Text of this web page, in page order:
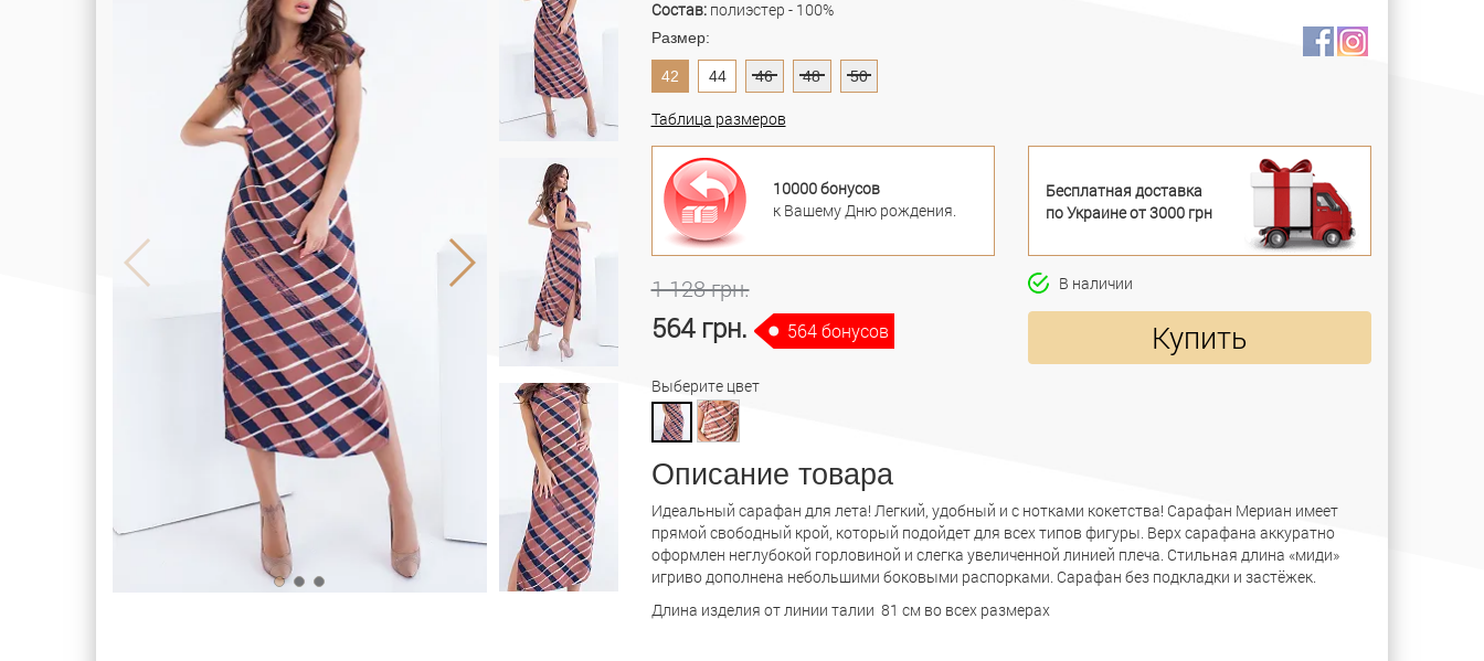
Состав: полиэстер - 100%
Размер:
42 44 46 48 50
Таблица размеров
10000 бонусов
к Вашему Дню рождения.
Бесплатная доставка
по Украине от 3000 грн
1 128 грн.
564 грн. 564 бонусов
Выберите цвет
В наличии
Купить
Описание товара
Идеальный сарафан для лета! Легкий, удобный и с нотками кокетства! Сарафан Мериан имеет
прямой свободный крой, который подойдет для всех типов фигуры. Верх сарафана аккуратно
оформлен неглубокой горловиной и слегка увеличенной линией плеча. Стильная длина «миди»
игриво дополнена небольшими боковыми распорками. Сарафан без подкладки и застёжек.
Длина изделия от линии талии 81 см во всех размерах